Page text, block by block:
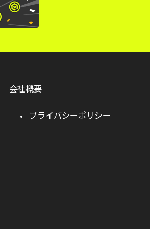
会社概要
プライバシーポリシー